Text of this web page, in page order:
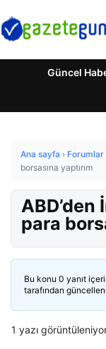
Güncel
Ana sayfa › Forumlar
borsasına yaptırım
ABD’den
para
Bu konu 0 yanıt
tarafından
1 yazı